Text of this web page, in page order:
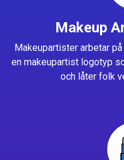
Makeup
Makeupartister arbetar
en makeupartist logotyp
och låter folk